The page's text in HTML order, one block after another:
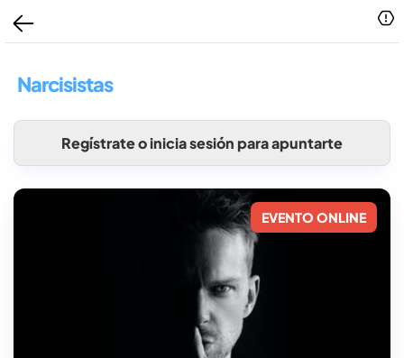
Narcisistas
Regístrate o inicia sesión para apuntarte
EVENTO ONLINE